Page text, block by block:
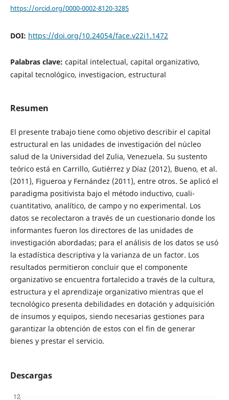
https://orcid.org/0000-0002-8120-3285
DOI: https://doi.org/10.24054/face.v22i1.1472
Palabras clave: capital intelectual, capital organizativo,
capital tecnológico, investigacion, estructural
Resumen
El presente trabajo tiene como objetivo describir el capital
estructural en las unidades de investigación del núcleo
salud de la Universidad del Zulia, Venezuela. Su sustento
teórico está en Carrillo, Gutiérrez y Díaz (2012), Bueno, et al.
(2011), Figueroa y Fernández (2011), entre otros. Se aplicó el
paradigma positivista bajo el método inductivo, cuali-
cuantitativo, analítico, de campo y no experimental. Los
datos se recolectaron a través de un cuestionario donde los
informantes fueron los directores de las unidades de
investigación abordadas; para el análisis de los datos se usó
la estadística descriptiva y la varianza de un factor. Los
resultados permitieron concluir que el componente
organizativo se encuentra fortalecido a través de la cultura,
estructura y el aprendizaje organizativo mientras que el
tecnológico presenta debilidades en dotación y adquisición
de insumos y equipos, siendo necesarias gestiones para
garantizar la obtención de estos con el fin de generar
bienes y prestar el servicio.
Descargas